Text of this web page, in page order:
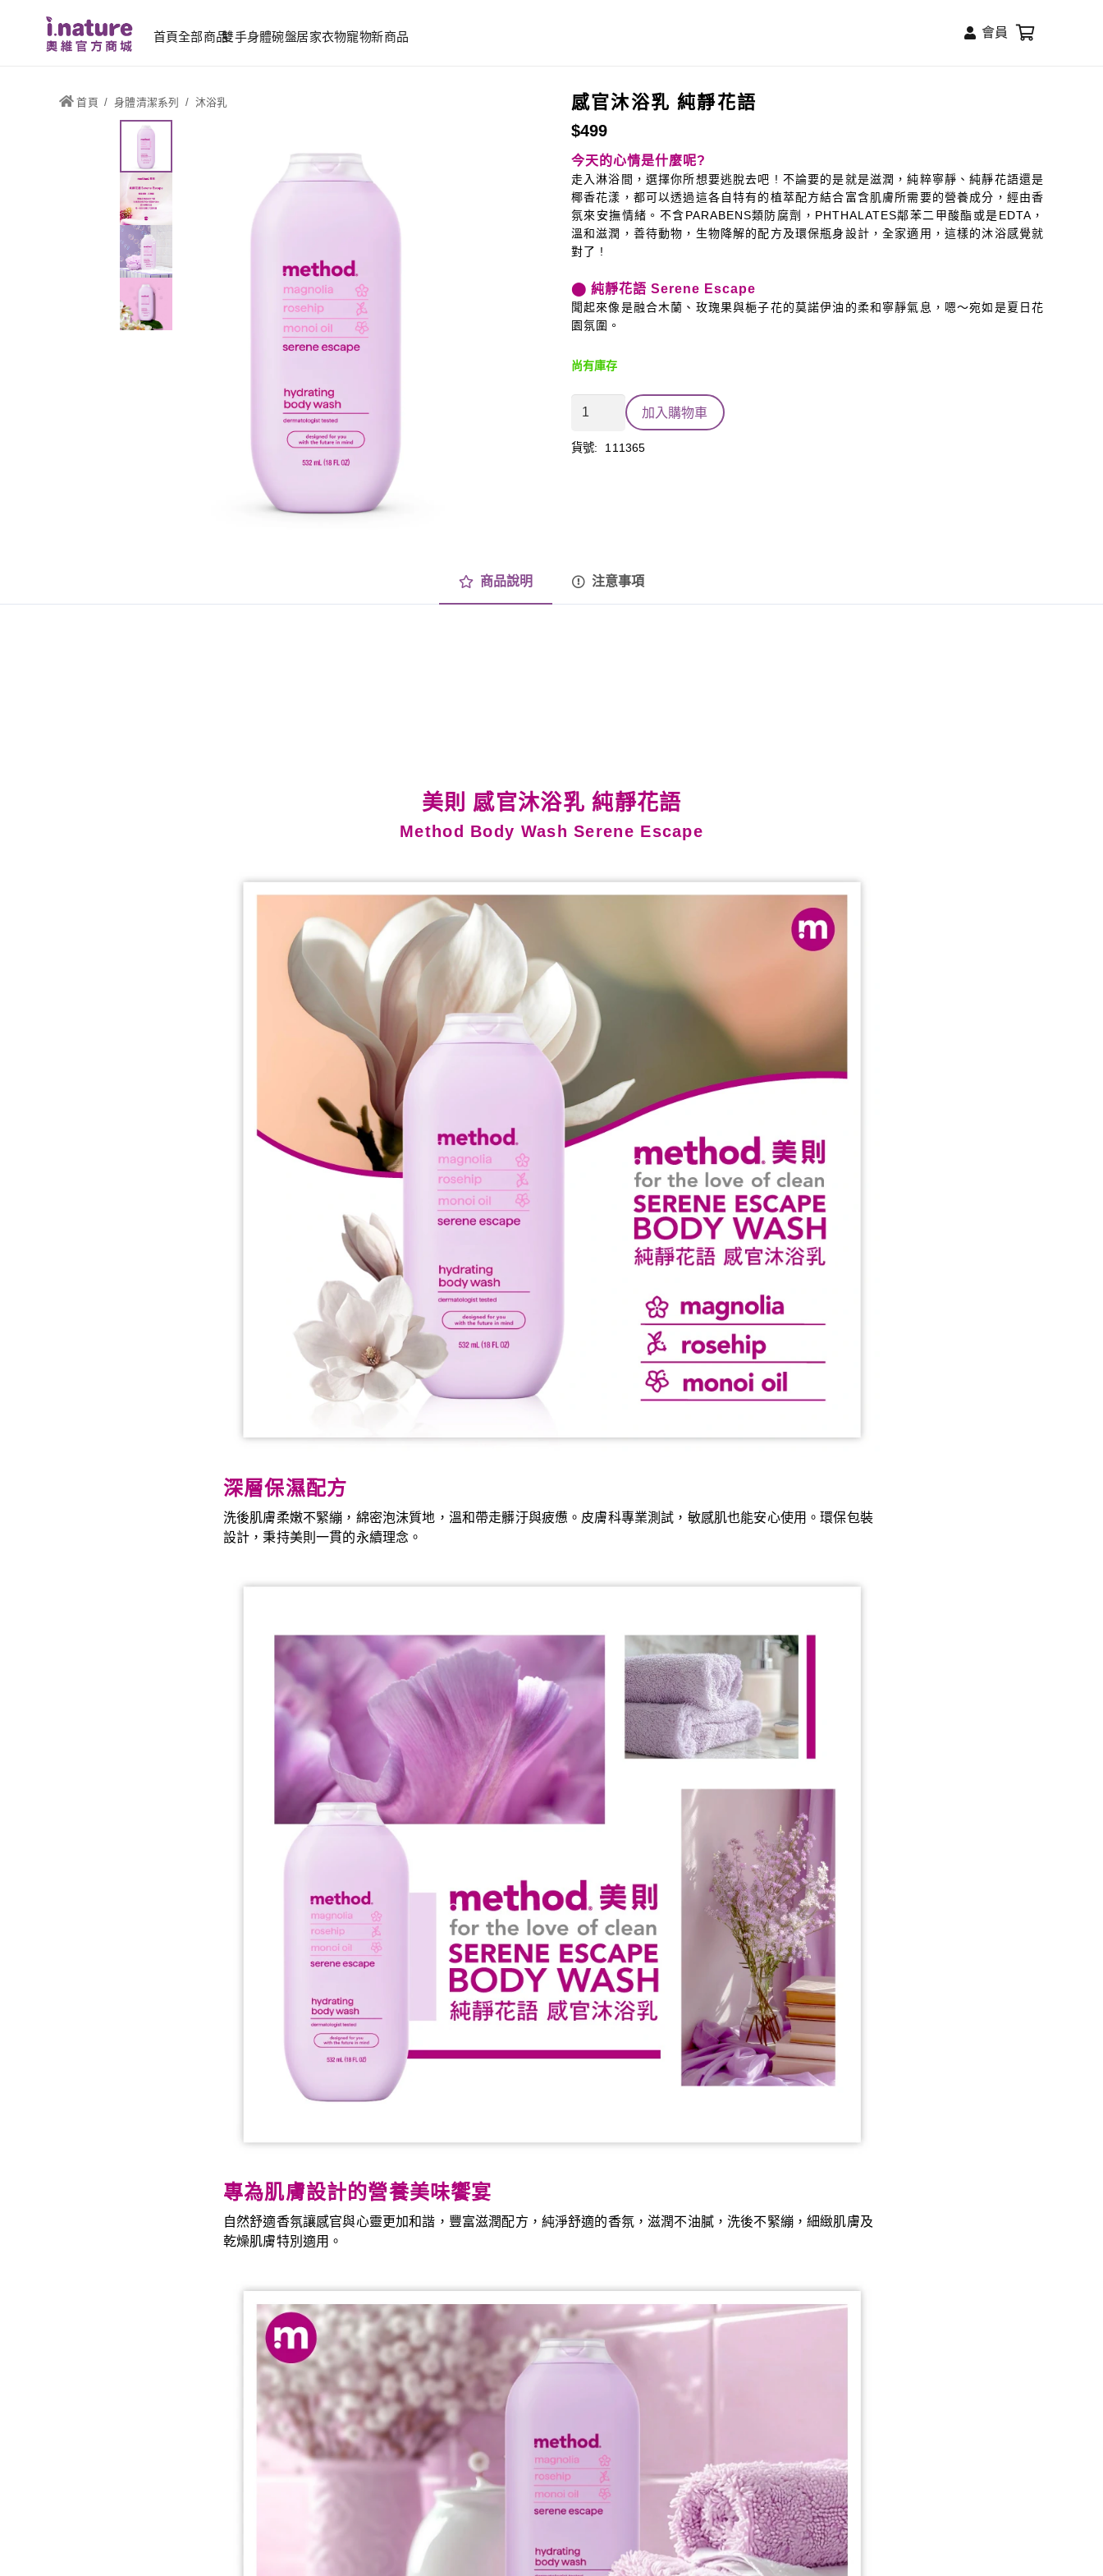
首頁全部商品雙手身體碗盤居家衣物寵物新商品 會員
首頁 / 身體清潔系列 / 沐浴乳 感官沐浴乳 純靜花語
$499
今天的心情是什麼呢?
走入淋浴間，選擇你所想要逃脫去吧 ! 不論要的是就是滋潤，純粹寧靜、純靜花語還是
椰香花漾，都可以透過這各自特有的植萃配方結合富含肌膚所需要的營養成分，經由香
氛來安撫情緒。 不含PARABENS類防腐劑，PHTHALATES鄰苯二甲酸酯或是EDTA，
溫和滋潤，善待動物，生物降解的配方及環保瓶身設計，全家適用，這樣的沐浴感覺就
對了 !
⬤ 純靜花語 Serene Escape
聞起來像是融合木蘭、玫瑰果與梔子花的莫諾伊油的柔和寧靜氣息，嗯～宛如是夏日花
園氛圍。
尚有庫存
沐
數
加入購物車
貨號: 111365
商品說明 注意事項
美則 感官沐浴乳 純靜花語
Method Body Wash Serene Escape
深層保濕配方
洗後肌膚柔嫩不緊繃，綿密泡沫質地，溫和帶走髒汙與疲憊。皮膚科專業測試，敏感肌也能安心使用。環保包裝
設計，秉持美則一貫的永續理念。
專為肌膚設計的營養美味饗宴
自然舒適香氛讓感官與心靈更加和諧，豐富滋潤配方，純淨舒適的香氛，滋潤不油膩，洗後不緊繃，細緻肌膚及
乾燥肌膚特別適用。